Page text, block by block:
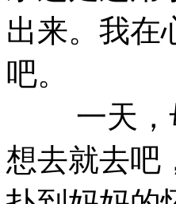
出来。我在
吧。
一天，母
想去就去吧